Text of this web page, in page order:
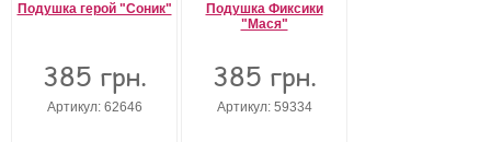
Подушка герой "Соник"
385 грн.
Артикул: 62646
Подушка Фиксики
"Мася"
385 грн.
Артикул: 59334